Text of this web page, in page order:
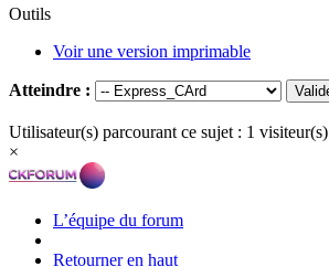
Outils
Voir une version imprimable
Atteindre :
Utilisateur(s) parcourant ce sujet : 1 visiteur(s)
×
L’équipe du forum
Retourner en haut